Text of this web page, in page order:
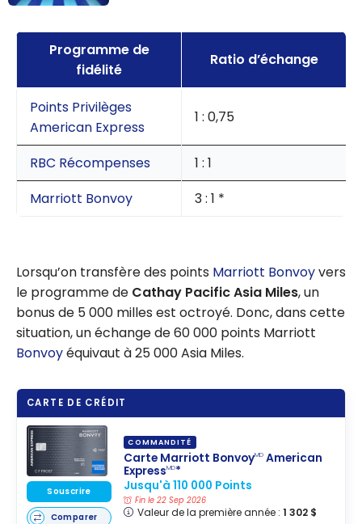
des principaux
programmes
de transfert de
Canada
Programme de
fidélité
Ratio d’échange
Points Privilèges
American Express
1 : 0,75
RBC Récompenses
1 : 1
Marriott Bonvoy
3 : 1 *
Lorsqu’on transfère des points Marriott Bonvoyvers
le programme de Cathay Pacific Asia Miles, un
bonus de 5 000 milles est octroyé. Donc, dans cette
situation, un échange de 60 000 points Marriott
Bonvoyéquivaut à 25 000 Asia Miles.
CARTE DE CRÉDIT
COMMANDITÉ
Carte Marriott BonvoyMD American
ExpressMD*
Jusqu'à 110 000 Points
Fin le 22 Sep 2026
Valeur de la première année : 1 302 $
Souscrire
Comparer